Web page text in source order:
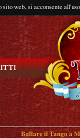
sito web, si acconsente
Ballare il Tango a